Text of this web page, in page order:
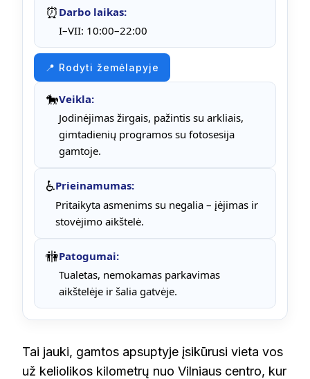
⏰ Darbo laikas:
I–VII: 10:00–22:00
📍 Rodyti žemėlapyje
🐎Veikla:
Jodinėjimas žirgais, pažintis su arkliais,
gimtadienių programos su fotosesija
gamtoje.
♿Prieinamumas:
Pritaikyta asmenims su negalia – įėjimas ir
stovėjimo aikštelė.
🚻Patogumai:
Tualetas, nemokamas parkavimas
aikštelėje ir šalia gatvėje.
Tai jauki, gamtos apsuptyje įsikūrusi vieta vos
už keliolikos kilometrų nuo Vilniaus centro, kur